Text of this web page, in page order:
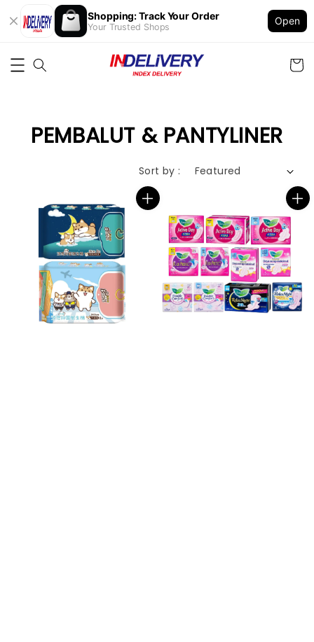
Shopping: Track Your Order
Your Trusted Shops
Open
PEMBALUT & PANTYLINER
Sort by :